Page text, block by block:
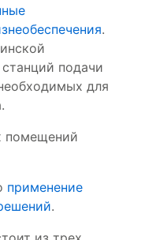
.
подачи
для
помещений
применение
.